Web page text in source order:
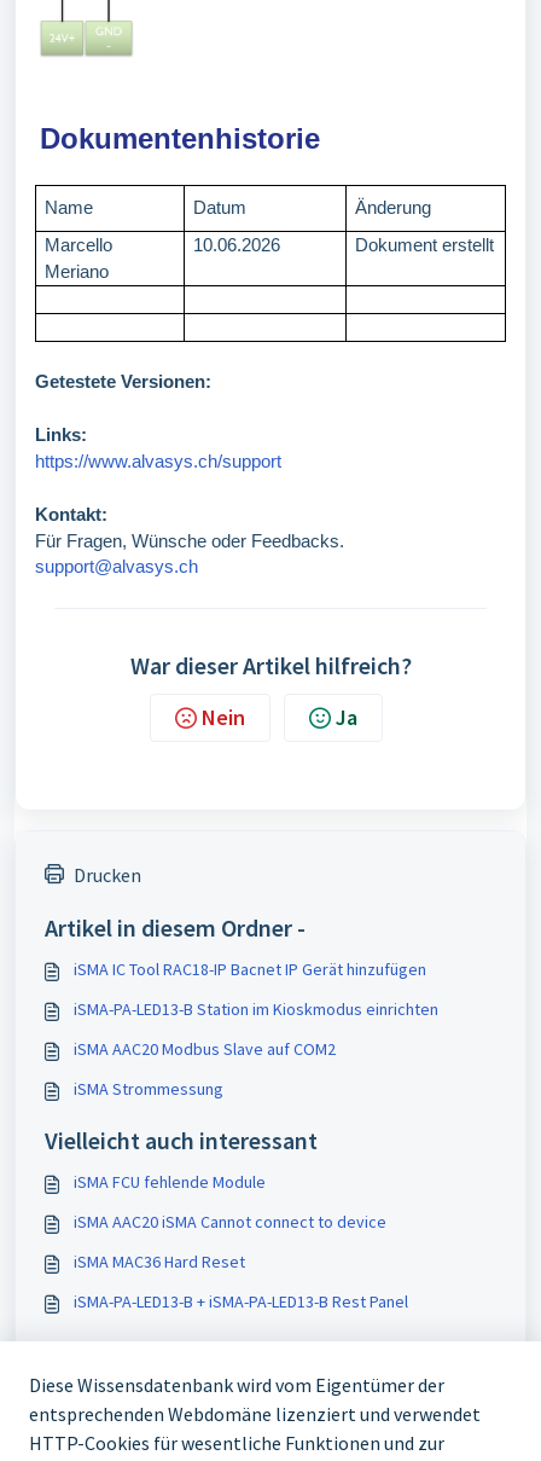
Dokumentenhistorie
Name Datum
Änderung
Marcello
Meriano
10.06.2026 Dokument erstellt
Getestete Versionen:
Links:
https://www.alvasys.ch/support
Kontakt:
Für Fragen, Wünsche oder Feedbacks.
support@alvasys.ch
War dieser Artikel hilfreich?
Nein Ja
Drucken
Artikel in diesem Ordner -
iSMA IC Tool RAC18-IP Bacnet IP Gerät hinzufügen
iSMA-PA-LED13-B Station im Kioskmodus einrichten
iSMA AAC20 Modbus Slave auf COM2
iSMA Strommessung
Vielleicht auch interessant
iSMA FCU fehlende Module
iSMA AAC20 iSMA Cannot connect to device
iSMA MAC36 Hard Reset
iSMA-PA-LED13-B + iSMA-PA-LED13-B Rest Panel
Diese Wissensdatenbank wird vom Eigentümer der
entsprechenden Webdomäne lizenziert und verwendet
HTTP-Cookies für wesentliche Funktionen und zur